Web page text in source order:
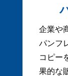
企業や
パンフ
コピー
果的な